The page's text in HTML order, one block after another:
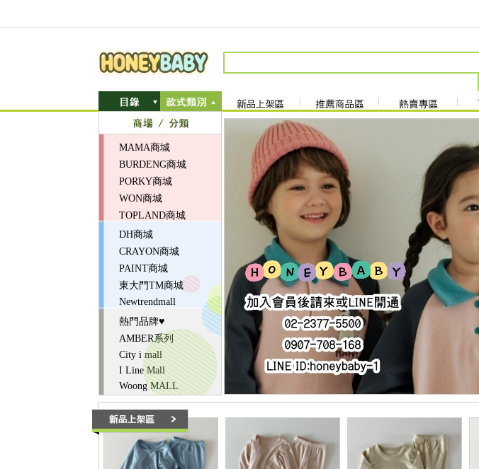
MAMA商城
BURDENG商城
PORKY商城
WON商城
TOPLAND商城
DH商城
CRAYON商城
PAINT商城
東大門TM商城
Newtrendmall
熱門品牌♥
AMBER系列
City i mall
I Line Mall
Woong MALL